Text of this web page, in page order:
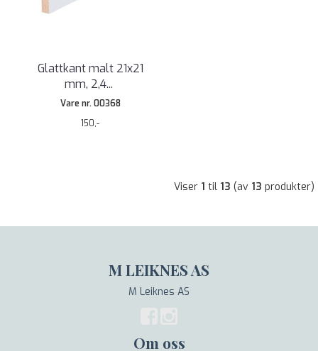
Glattkant malt 21x21
mm, 2,4...
Vare nr. 00368
150,-
Viser 1 til 13 (av 13 produkter)
M LEIKNES AS
M Leiknes AS
Om oss